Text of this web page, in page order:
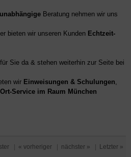
Beratung nehmen wir uns
bieten wir unseren Kunden Echtzeit-
Sie da & stehen weiterhin zur Seite bei
wir Einweisungen & Schulungen,
Service im Raum München
« vorheriger nächster » Letzter »